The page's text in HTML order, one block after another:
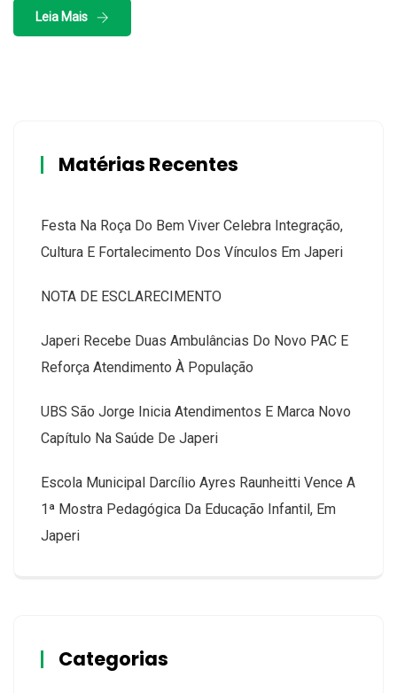
Leia Mais
Matérias Recentes
Festa Na Roça Do Bem Viver Celebra Integração,
Cultura E Fortalecimento Dos Vínculos Em Japeri
NOTA DE ESCLARECIMENTO
Japeri Recebe Duas Ambulâncias Do Novo PAC E
Reforça Atendimento À População
UBS São Jorge Inicia Atendimentos E Marca Novo
Capítulo Na Saúde De Japeri
Escola Municipal Darcílio Ayres Raunheitti Vence A
1ª Mostra Pedagógica Da Educação Infantil, Em
Japeri
Categorias